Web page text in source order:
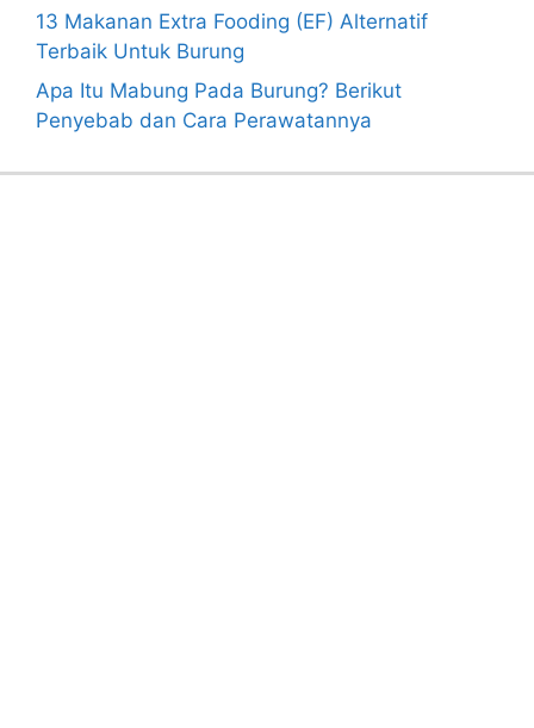
13 Makanan Extra Fooding (EF) Alternatif
Terbaik Untuk Burung
Apa Itu Mabung Pada Burung? Berikut
Penyebab dan Cara Perawatannya